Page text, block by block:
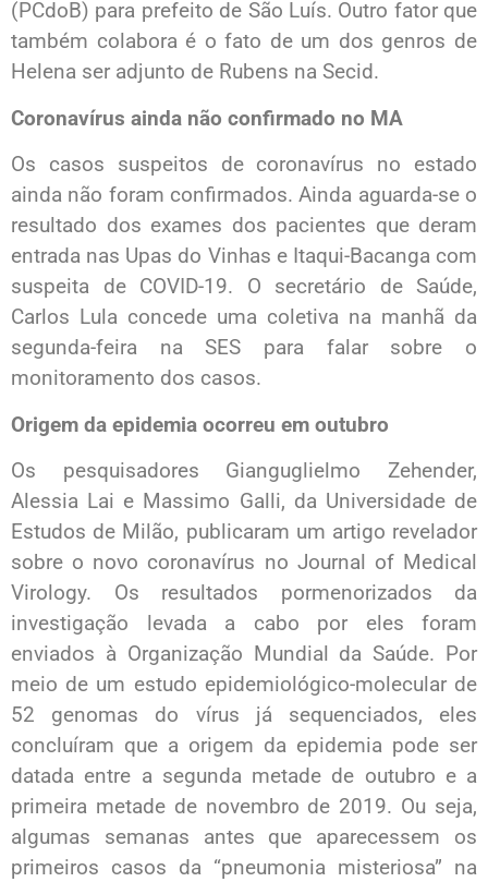
(PCdoB) para prefeito de São Luís. Outro fator que
também colabora é o fato de um dos genros de
Helena ser adjunto de Rubens na Secid.
Coronavírus ainda não confirmado no MA
Os casos suspeitos de coronavírus no estado
ainda não foram confirmados. Ainda aguarda-se o
resultado dos exames dos pacientes que deram
entrada nas Upas do Vinhas e Itaqui-Bacanga com
suspeita de COVID-19. O secretário de Saúde,
Carlos Lula concede uma coletiva na manhã da
segunda-feira na SES para falar sobre o
monitoramento dos casos.
Origem da epidemia ocorreu em outubro
Os pesquisadores Gianguglielmo Zehender,
Alessia Lai e Massimo Galli, da Universidade de
Estudos de Milão, publicaram um artigo revelador
sobre o novo coronavírus no Journal of Medical
Virology. Os resultados pormenorizados da
investigação levada a cabo por eles foram
enviados à Organização Mundial da Saúde. Por
meio de um estudo epidemiológico-molecular de
52 genomas do vírus já sequenciados, eles
concluíram que a origem da epidemia pode ser
datada entre a segunda metade de outubro e a
primeira metade de novembro de 2019. Ou seja,
algumas semanas antes que aparecessem os
primeiros casos da “pneumonia misteriosa” na